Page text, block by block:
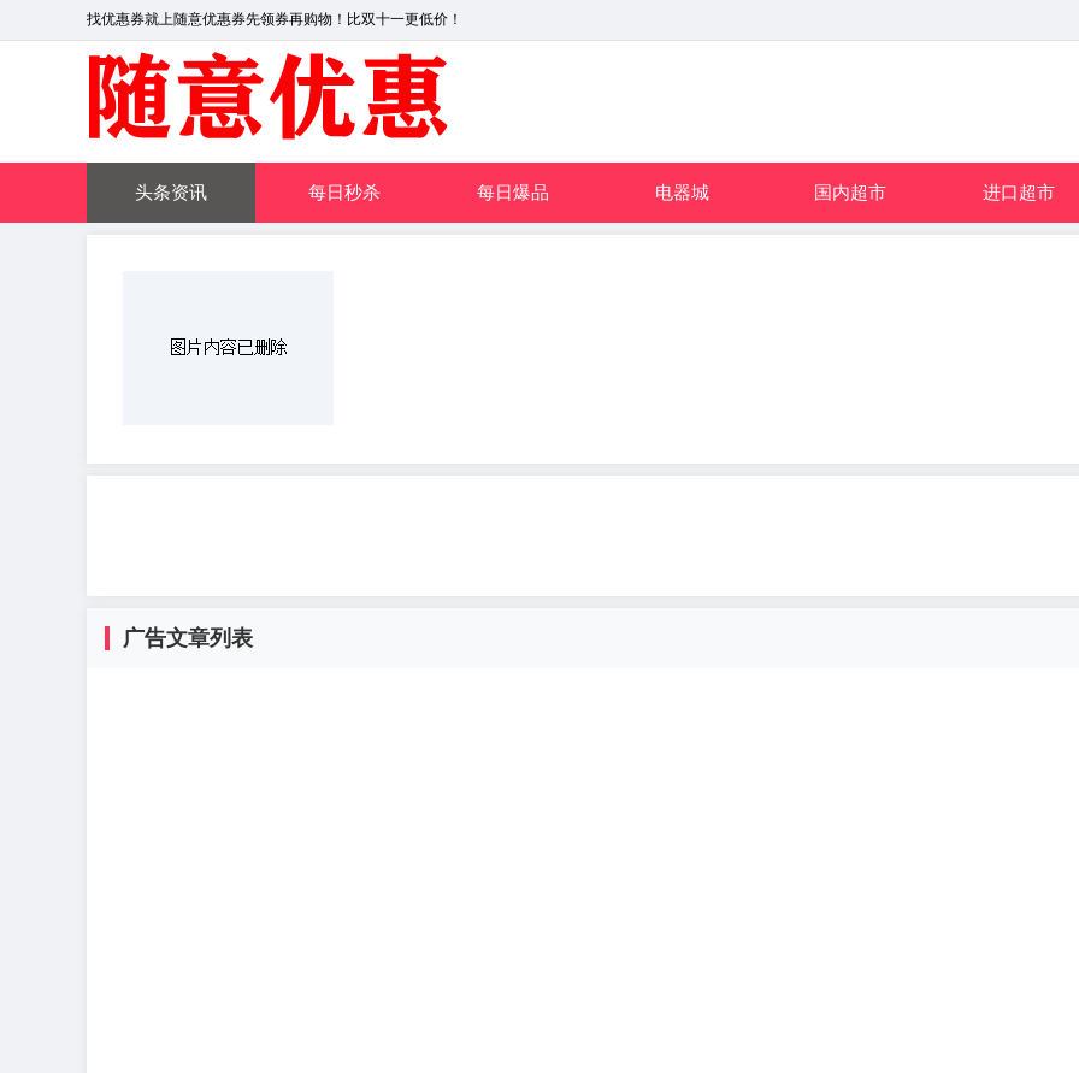
找优惠券就上随意优惠券先领券再购物！比双十一更低价！
头条资讯 每日秒杀 每日爆品 电器城 国内超市 进口超市
广告文章列表